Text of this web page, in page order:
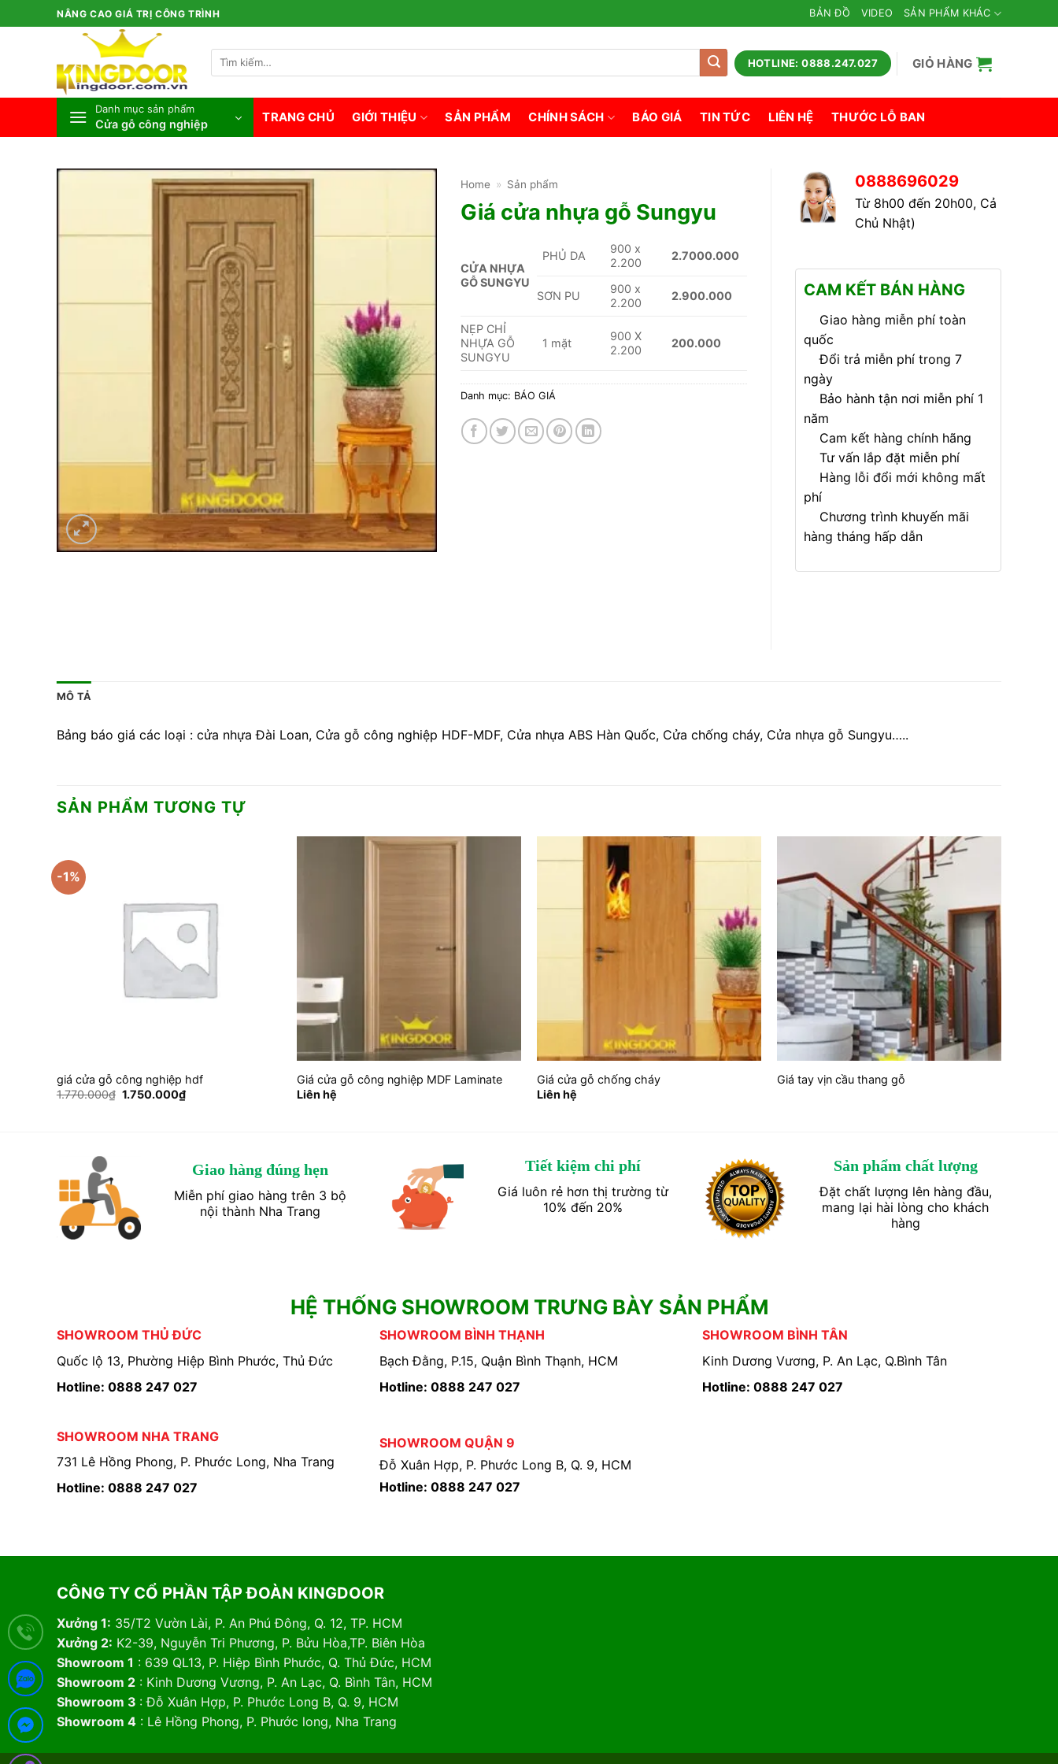
qua
NÂNG CAO GIÁ TRỊ CÔNG TRÌNH BẢN ĐỒ VIDEO SẢN PHẨM KHÁC
Tìm
kiếm:
HOTLINE: 0888.247.027 GIỎ HÀNG
Danh mục sản phẩm
Cửa gỗ công nghiệp TRANG CHỦ GIỚI THIỆU SẢN PHẨM CHÍNH SÁCH BÁO GIÁ TIN TỨC LIÊN HỆ THƯỚC LỖ BAN
Home » Sản phẩm
Giá cửa nhựa gỗ Sungyu
CỬA NHỰA
GỖ SUNGYU
PHỦ DA
900 x
2.200
2.7000.000
SƠN PU
900 x
2.200
2.900.000
NẸP CHỈ
NHỰA GỖ
SUNGYU
1 mặt
900 X
2.200
200.000
Danh mục: BÁO GIÁ
0888696029
Từ 8h00 đến 20h00, Cả
Chủ Nhật)
CAM KẾT BÁN HÀNG
Giao hàng miễn phí toàn
quốc
Đổi trả miễn phí trong 7
ngày
Bảo hành tận nơi miễn phí 1
năm
Cam kết hàng chính hãng
Tư vấn lắp đặt miễn phí
Hàng lỗi đổi mới không mất
phí
Chương trình khuyến mãi
hàng tháng hấp dẫn
MÔ TẢ
Bảng báo giá các loại : cửa nhựa Đài Loan, Cửa gỗ công nghiệp HDF-MDF, Cửa nhựa ABS Hàn Quốc, Cửa chống cháy, Cửa nhựa gỗ Sungyu…..
SẢN PHẨM TƯƠNG TỰ
-1%
giá cửa gỗ công nghiệp hdf
1.770.000₫ Giá
1.750.000₫Giá
Giá cửa gỗ công nghiệp MDF Laminate
Liên hệ
Giá cửa gỗ chống cháy
Liên hệ
Giá tay vịn cầu thang gỗ
Giao hàng đúng hẹn
Miễn phí giao hàng trên 3 bộ
nội thành Nha Trang
Tiết kiệm chi phí
Giá luôn rẻ hơn thị trường từ
10% đến 20%
Sản phẩm chất lượng
Đặt chất lượng lên hàng đầu,
mang lại hài lòng cho khách
hàng
HỆ THỐNG SHOWROOM TRƯNG BÀY SẢN PHẨM
SHOWROOM THỦ ĐỨC
Quốc lộ 13, Phường Hiệp Bình Phước, Thủ Đức
Hotline: 0888 247 027
SHOWROOM BÌNH THẠNH
Bạch Đằng, P.15, Quận Bình Thạnh, HCM
Hotline: 0888 247 027
SHOWROOM BÌNH TÂN
Kinh Dương Vương, P. An Lạc, Q.Bình Tân
Hotline: 0888 247 027
SHOWROOM NHA TRANG
731 Lê Hồng Phong, P. Phước Long, Nha Trang
Hotline: 0888 247 027
SHOWROOM QUẬN 9
Đỗ Xuân Hợp, P. Phước Long B, Q. 9, HCM
Hotline: 0888 247 027
CÔNG TY CỔ PHẦN TẬP ĐOÀN KINGDOOR
Xưởng 1: 35/T2 Vườn Lài, P. An Phú Đông, Q. 12, TP. HCM
Xưởng 2: K2-39, Nguyễn Tri Phương, P. Bửu Hòa,TP. Biên Hòa
Showroom 1 : 639 QL13, P. Hiệp Bình Phước, Q. Thủ Đức, HCM
Showroom 2: Kinh Dương Vương, P. An Lạc, Q. Bình Tân, HCM
Showroom 3 : Đỗ Xuân Hợp, P. Phước Long B, Q. 9, HCM
Showroom 4: Lê Hồng Phong, P. Phước long, Nha Trang